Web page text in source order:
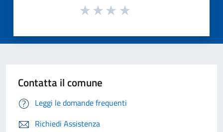
Contatta il comune
Leggi le domande frequenti
Richiedi Assistenza